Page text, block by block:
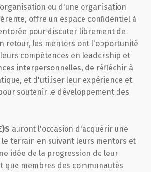
ou d'une organisation
offre un espace confidentiel à
pour discuter librement de
retour, les mentors ont l'opportunité
compétences en leadership et
interpersonnelles, de réfléchir à
et d'utiliser leur expérience et
soutenir le développement des
auront l'occasion d'acquérir une
le terrain en suivant leurs mentors et
idée de la progression de leur
que membres des communautés